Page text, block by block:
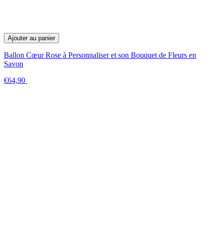
Ajouter au panier
Ballon Cœur Rose à Personnaliser et son Bouquet de Fleurs en
Savon
€64,90